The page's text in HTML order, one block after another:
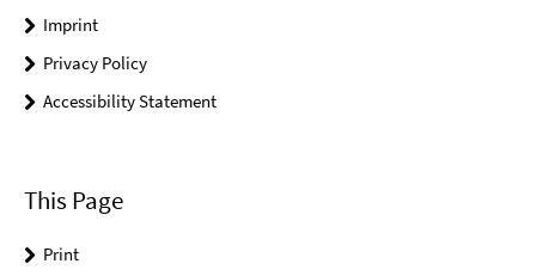
Imprint
Privacy Policy
Accessibility Statement
This Page
Print